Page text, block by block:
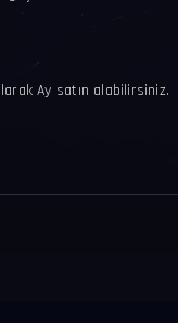
Ay satın alabilirsiniz.